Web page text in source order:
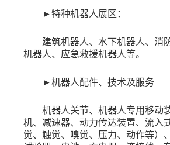
►特种机器人展区：
建筑机器人、水下机器人、消
机器人、应急救援机器人等。
►机器人配件、技术及服务
机器人关节、机器人专用移动
机、减速器、动力传达装置、流入
觉、触觉、嗅觉、压力、动作等）